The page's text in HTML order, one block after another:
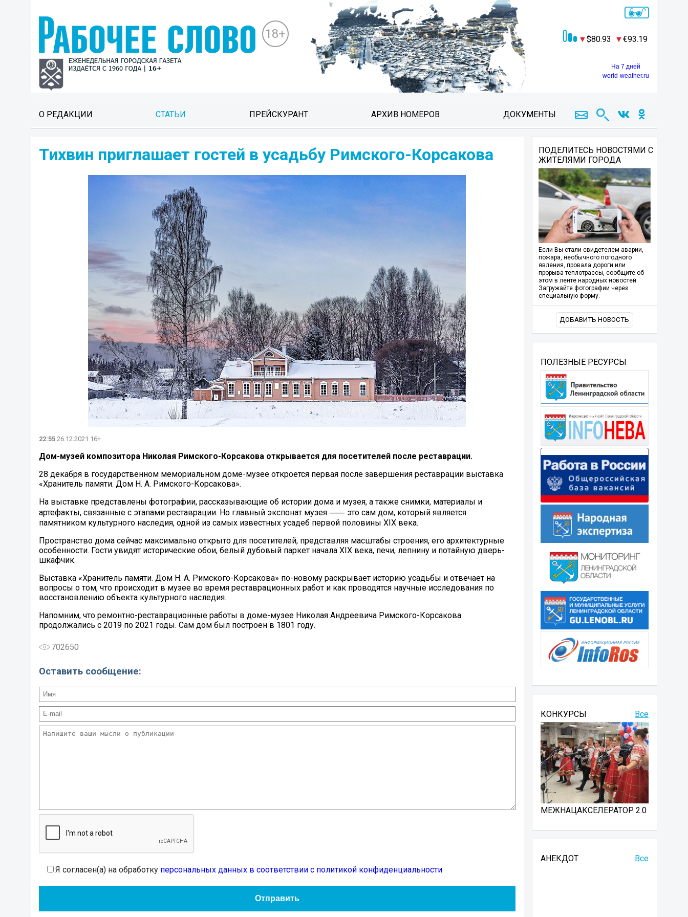
18+ 80.93 93.19
На 7 дней
world-weather.ru
О РЕДАКЦИИ СТАТЬИ ПРЕЙСКУРАНТ АРХИВ НОМЕРОВ ДОКУМЕНТЫ
Тихвин приглашает гостей в усадьбу Римского-Корсакова
22:55 26.12.2021 16+
Дом-музей композитора Николая Римского-Корсакова открывается для посетителей после реставрации.
28 декабря в государственном мемориальном доме-музее откроется первая после завершения реставрации выставка
«Хранитель памяти. Дом Н. А. Римского-Корсакова».
На выставке представлены фотографии, рассказывающие об истории дома и музея, а также снимки, материалы и
артефакты, связанные с этапами реставрации. Но главный экспонат музея ⸺ это сам дом, который является
памятником культурного наследия, одной из самых известных усадеб первой половины XIX века.
Пространство дома сейчас максимально открыто для посетителей, представляя масштабы строения, его архитектурные
особенности. Гости увидят исторические обои, белый дубовый паркет начала XIX века, печи, лепнину и потайную дверь-
шкафчик.
Выставка «Хранитель памяти. Дом Н. А. Римского-Корсакова» по-новому раскрывает историю усадьбы и отвечает на
вопросы о том, что происходит в музее во время реставрационных работ и как проводятся научные исследования по
восстановлению объекта культурного наследия.
Напомним, что ремонтно-реставрационные работы в доме-музее Николая Андреевича Римского-Корсакова
продолжались с 2019 по 2021 годы. Сам дом был построен в 1801 году.
702650
Оставить сообщение:
Я согласен(а) на обработку персональных данных в соответствии с политикой конфиденциальности
ПОДЕЛИТЕСЬ НОВОСТЯМИ С
ЖИТЕЛЯМИ ГОРОДА
Если Вы стали свидетелем аварии,
пожара, необычного погодного
явления, провала дороги или
прорыва теплотрассы, сообщите об
этом в ленте народных новостей.
Загружайте фотографии через
специальную форму.
ДОБАВИТЬ НОВОСТЬ
ПОЛЕЗНЫЕ РЕСУРСЫ
Все
КОНКУРСЫ
МЕЖНАЦАКСЕЛЕРАТОР 2.0
АНЕКДОТ Все